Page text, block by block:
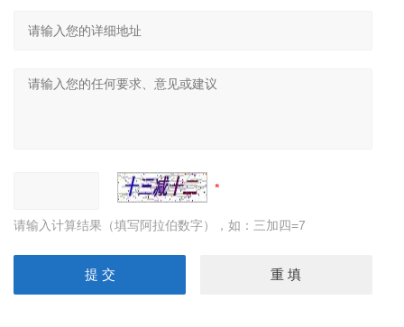
请输入计算结果（填写阿拉伯数字），如：三加四=7